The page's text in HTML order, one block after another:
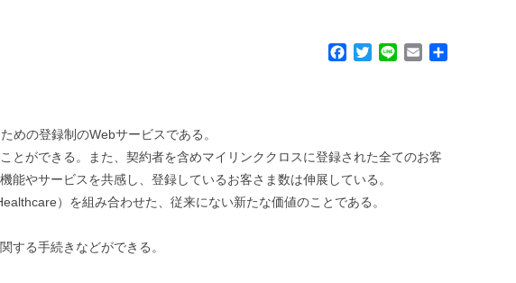
o
k
r
めの登録制のWebサービスである。
ができる。また、契約者を含めマイリンククロスに登録された全てのお客
やサービスを共感し、登録しているお客さま数は伸展している。
）を組み合わせた、従来にない新たな価値のことである。
する手続きなどができる。